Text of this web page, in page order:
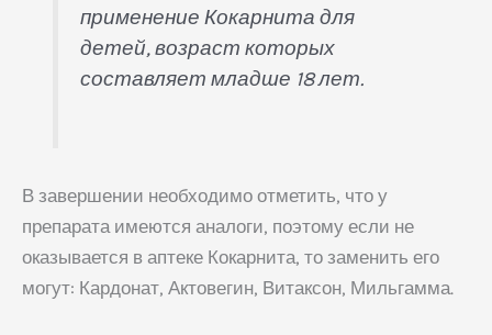
применение Кокарнита для
детей, возраст которых
составляет младше 18 лет.
В завершении необходимо отметить, что у
препарата имеются аналоги, поэтому если не
оказывается в аптеке Кокарнита, то заменить его
могут: Кардонат, Актовегин, Витаксон, Мильгамма.